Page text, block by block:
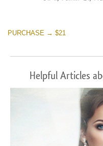
PURCHASE → $21
Helpful Articles